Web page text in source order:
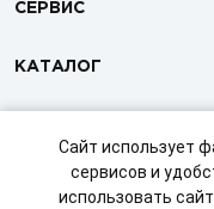
Сайт использует
сервисов и
использовать
СЕРВИС
КАТАЛОГ